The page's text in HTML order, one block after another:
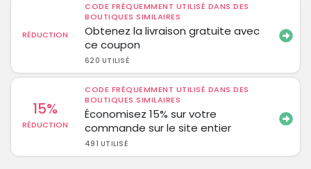
RÉDUCTION
CODE FRÉQUEMMENT UTILISÉ DANS DES
BOUTIQUES SIMILAIRES
Obtenez la livraison gratuite avec
ce coupon
620 UTILISÉ
15%
RÉDUCTION
CODE FRÉQUEMMENT UTILISÉ DANS DES
BOUTIQUES SIMILAIRES
Économisez 15% sur votre
commande sur le site entier
491 UTILISÉ